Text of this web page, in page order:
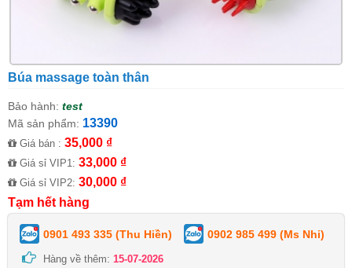
Búa massage toàn thân
Bảo hành: test
Mã sản phẩm: 13390
Giá bán : 35,000 ₫
Giá sỉ VIP1: 33,000 ₫
Giá sỉ VIP2: 30,000 ₫
Tạm hết hàng
0901 493 335 (Thu Hiền) 0902 985 499 (Ms Nhi)
Hàng về thêm: 15-07-2026